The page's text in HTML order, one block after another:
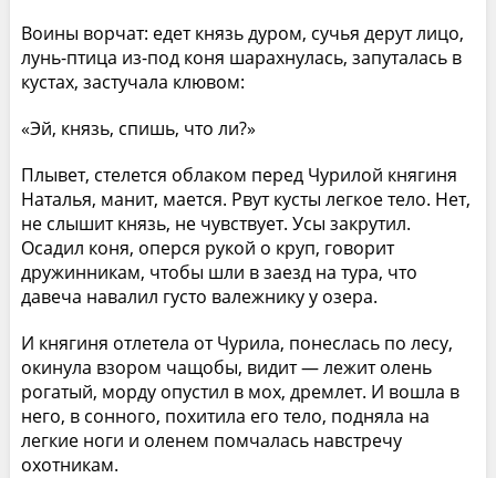
Воины ворчат: едет князь дуром, сучья дерут лицо,
лунь-птица из-под коня шарахнулась, запуталась в
кустах, застучала клювом:
«Эй, князь, спишь, что ли?»
Плывет, стелется облаком перед Чурилой княгиня
Наталья, манит, мается. Рвут кусты легкое тело. Нет,
не слышит князь, не чувствует. Усы закрутил.
Осадил коня, оперся рукой о круп, говорит
дружинникам, чтобы шли в заезд на тура, что
давеча навалил густо валежнику у озера.
И княгиня отлетела от Чурила, понеслась по лесу,
окинула взором чащобы, видит — лежит олень
рогатый, морду опустил в мох, дремлет. И вошла в
него, в сонного, похитила его тело, подняла на
легкие ноги и оленем помчалась навстречу
охотникам.